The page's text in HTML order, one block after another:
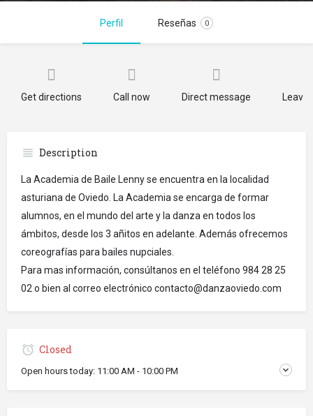
Perfil Reseñas 0
Get directions Call now Direct message
Description
La Academia de Baile Lenny se encuentra en la localidad
asturiana de Oviedo. La Academia se encarga de formar
alumnos, en el mundo del arte y la danza en todos los
ámbitos, desde los 3 añitos en adelante. Además ofrecemos
coreografías para bailes nupciales.
Para mas información, consúltanos en el teléfono 984 28 25
02 o bien al correo electrónico contacto@danzaoviedo.com
Closed
Open hours today: 11:00 AM - 10:00 PM